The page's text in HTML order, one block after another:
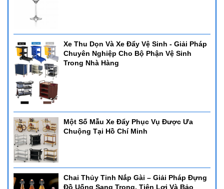
Xe Thu Dọn Và Xe Đẩy Vệ Sinh - Giải Pháp
Chuyên Nghiệp Cho Bộ Phận Vệ Sinh
Trong Nhà Hàng
Một Số Mẫu Xe Đẩy Phục Vụ Được Ưa
Chuộng Tại Hồ Chí Minh
Chai Thủy Tinh Nắp Gài – Giải Pháp Đựng
Đồ Uống Sang Trọng, Tiện Lợi Và Bảo